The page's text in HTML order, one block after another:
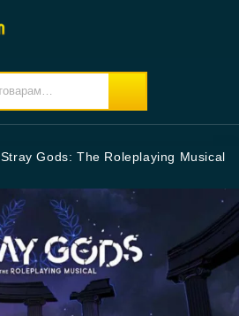
Stray Gods: The Roleplaying Musical